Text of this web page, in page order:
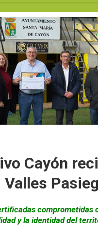
Cayón
Valles
comprometidas
y la identidad del